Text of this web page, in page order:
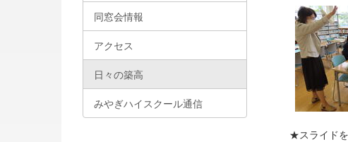
★スライドを
同窓会情報
アクセス
日々の築高
みやぎハイスクール通信